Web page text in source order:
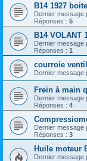
B14 1927
Dernier message
Réponses : 5
B14 VOLANT
Dernier message
Réponses : 1
courroie
Dernier message
Frein à main
Dernier message
Réponses : 4
Dernier message
Réponses : 3
Huile moteur
Dernier message